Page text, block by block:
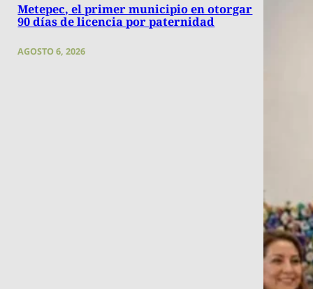
Metepec, el primer municipio en otorgar
90 días de licencia por paternidad
AGOSTO 6, 2026